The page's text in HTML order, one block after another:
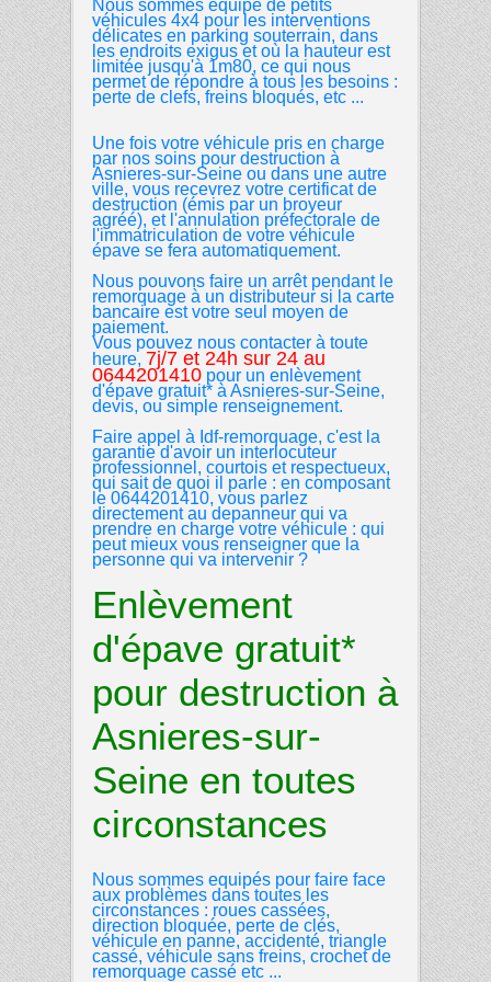
Nous sommes équipé de petits
véhicules 4x4 pour les interventions
délicates en parking souterrain, dans
les endroits exigus et où la hauteur est
limitée jusqu'à 1m80, ce qui nous
permet de répondre à tous les besoins :
perte de clefs, freins bloqués, etc ...
Une fois votre véhicule pris en charge
par nos soins pour destruction à
Asnieres-sur-Seine ou dans une autre
ville, vous recevrez votre certificat de
destruction (émis par un broyeur
agréé), et l'annulation préfectorale de
l'immatriculation de votre véhicule
épave se fera automatiquement.
Nous pouvons faire un arrêt pendant le
remorquage à un distributeur si la carte
bancaire est votre seul moyen de
paiement.
Vous pouvez nous contacter à toute
heure, 7j/7 et 24h sur 24 au
0644201410 pour un enlèvement
d'épave gratuit* à Asnieres-sur-Seine,
devis, ou simple renseignement.
Faire appel à Idf-remorquage, c'est la
garantie d'avoir un interlocuteur
professionnel, courtois et respectueux,
qui sait de quoi il parle : en composant
le 0644201410, vous parlez
directement au depanneur qui va
prendre en charge votre véhicule : qui
peut mieux vous renseigner que la
personne qui va intervenir ?
Enlèvement
d'épave gratuit*
pour destruction à
Asnieres-sur-
Seine en toutes
circonstances
Nous sommes equipés pour faire face
aux problèmes dans toutes les
circonstances : roues cassées,
direction bloquée, perte de clés,
véhicule en panne, accidenté, triangle
cassé, véhicule sans freins, crochet de
remorquage cassé etc ...